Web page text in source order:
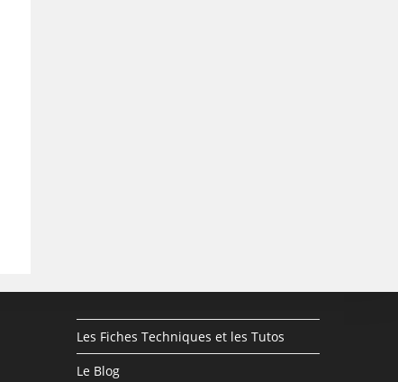
Les Fiches Techniques et les Tutos
Le Blog